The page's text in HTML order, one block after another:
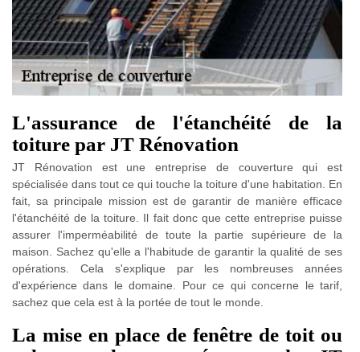
L'assurance de l'étanchéité de la
toiture par JT Rénovation
JT Rénovation est une entreprise de couverture qui est
spécialisée dans tout ce qui touche la toiture d'une habitation. En
fait, sa principale mission est de garantir de manière efficace
l'étanchéité de la toiture. Il fait donc que cette entreprise puisse
assurer l'imperméabilité de toute la partie supérieure de la
maison. Sachez qu'elle a l'habitude de garantir la qualité de ses
opérations. Cela s'explique par les nombreuses années
d'expérience dans le domaine. Pour ce qui concerne le tarif,
sachez que cela est à la portée de tout le monde.
La mise en place de fenêtre de toit ou